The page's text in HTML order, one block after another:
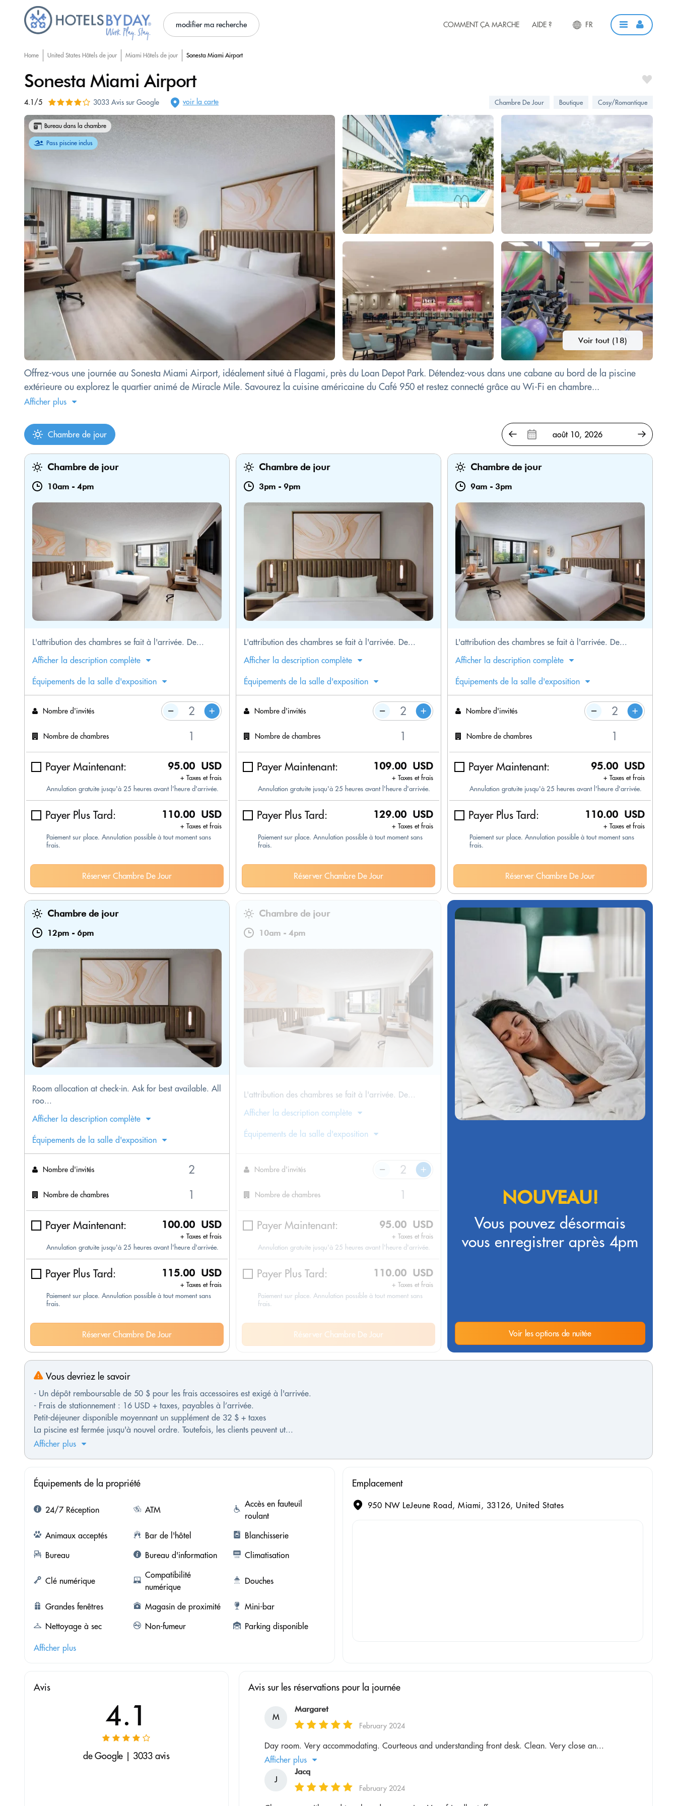
modifier ma recherche COMMENT ÇA MARCHE AIDE ? FR
Home United States Hôtels de jour Miami Hôtels de jour Sonesta Miami Airport
Sonesta Miami Airport
4.1/5 3033 Avis sur Google voir la carte Chambre De Jour Boutique Cosy/Romantique
Voir tout (18)
Bureau dans la chambre
Pass piscine inclus
Offrez-vous une journée au Sonesta Miami Airport, idéalement situé à Flagami, près du Loan Depot Park. Détendez-vous dans une cabane au bord de la piscine
extérieure ou explorez le quartier animé de Miracle Mile. Savourez la cuisine américaine du Café 950 et restez connecté grâce au Wi-Fi en chambre...
Afficher plus
Chambre de jour
Chambre de jour
10am - 4pm
L'attribution des chambres se fait à l'arrivée. De...
Afficher la description complète
Équipements de la salle d'exposition
Nombre d'invités
Nombre de chambres
Payer Maintenant: 95.00 USD
+ Taxes et frais
Annulation gratuite jusqu'à 25 heures avant l'heure d'arrivée.
Payer Plus Tard: 110.00 USD
+ Taxes et frais
Paiement sur place. Annulation possible à tout moment sans
frais.
Réserver Chambre De Jour
Chambre de jour
3pm - 9pm
L'attribution des chambres se fait à l'arrivée. De...
Afficher la description complète
Équipements de la salle d'exposition
Nombre d'invités
Nombre de chambres
Payer Maintenant: 109.00 USD
+ Taxes et frais
Annulation gratuite jusqu'à 25 heures avant l'heure d'arrivée.
Payer Plus Tard: 129.00 USD
+ Taxes et frais
Paiement sur place. Annulation possible à tout moment sans
frais.
Réserver Chambre De Jour
Chambre de jour
9am - 3pm
L'attribution des chambres se fait à l'arrivée. De...
Afficher la description complète
Équipements de la salle d'exposition
Nombre d'invités
Nombre de chambres
Payer Maintenant: 95.00 USD
+ Taxes et frais
Annulation gratuite jusqu'à 25 heures avant l'heure d'arrivée.
Payer Plus Tard: 110.00 USD
+ Taxes et frais
Paiement sur place. Annulation possible à tout moment sans
frais.
Réserver Chambre De Jour
Chambre de jour
12pm - 6pm
Room allocation at check-in. Ask for best available. All
roo...
Afficher la description complète
Équipements de la salle d'exposition
Nombre d'invités
Nombre de chambres
Payer Maintenant: 100.00 USD
+ Taxes et frais
Annulation gratuite jusqu'à 25 heures avant l'heure d'arrivée.
Payer Plus Tard: 115.00 USD
+ Taxes et frais
Paiement sur place. Annulation possible à tout moment sans
frais.
Réserver Chambre De Jour
Chambre de jour
10am - 4pm
L'attribution des chambres se fait à l'arrivée. De...
Afficher la description complète
Équipements de la salle d'exposition
Nombre d'invités
Nombre de chambres
Payer Maintenant: 95.00 USD
+ Taxes et frais
Annulation gratuite jusqu'à 25 heures avant l'heure d'arrivée.
Payer Plus Tard: 110.00 USD
+ Taxes et frais
Paiement sur place. Annulation possible à tout moment sans
frais.
Réserver Chambre De Jour
NOUVEAU!
Vous pouvez désormais
vous enregistrer après 4pm
Voir les options de nuitée
Vous devriez le savoir
- Un dépôt remboursable de 50 $ pour les frais accessoires est exigé à l'arrivée.
- Frais de stationnement : 16 USD + taxes, payables à l’arrivée.
Petit-déjeuner disponible moyennant un supplément de 32 $ + taxes
La piscine est fermée jusqu'à nouvel ordre. Toutefois, les clients peuvent ut...
Afficher plus
Équipements de la propriété
24/7 Réception ATM
Accès en fauteuil
roulant
Animaux acceptés
Bar de l'hôtel
Blanchisserie
Bureau
Bureau d'information Climatisation
Clé numérique
Compatibilité
numérique
Douches
Grandes fenêtres Magasin de proximité
Mini-bar
Nettoyage à sec
Non-fumeur Parking disponible
Afficher plus
Emplacement
950 NW LeJeune Road, Miami, 33126, United States
Avis
4.1
de Google | 3033 avis
Avis sur les réservations pour la journée
M
Margaret
February 2024
Day room. Very accommodating. Courteous and understanding front desk. Clean. Very close an...
Afficher plus
J
Jacq
February 2024